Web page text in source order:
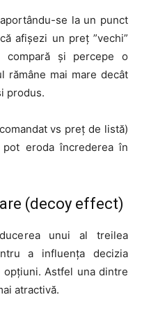
se la un punct
afișezi un preț ”vechi”
și percepe o
rămâne mai mare decât
produs.
vs preț de listă)
eroda încrederea în
(decoy effect)
unui al treilea
a influența decizia
Astfel una dintre
atractivă.